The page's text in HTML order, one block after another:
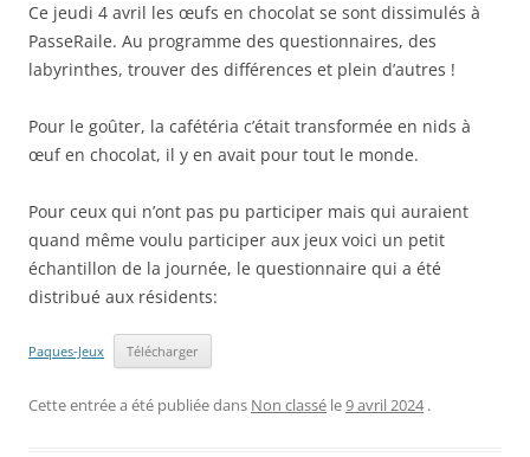
Ce jeudi 4 avril les œufs en chocolat se sont dissimulés à
PasseRaile. Au programme des questionnaires, des
labyrinthes, trouver des différences et plein d’autres !
Pour le goûter, la cafétéria c’était transformée en nids à
œuf en chocolat, il y en avait pour tout le monde.
Pour ceux qui n’ont pas pu participer mais qui auraient
quand même voulu participer aux jeux voici un petit
échantillon de la journée, le questionnaire qui a été
distribué aux résidents:
Paques-Jeux Télécharger
Cette entrée a été publiée dans Non classé le9 avril 2024 .